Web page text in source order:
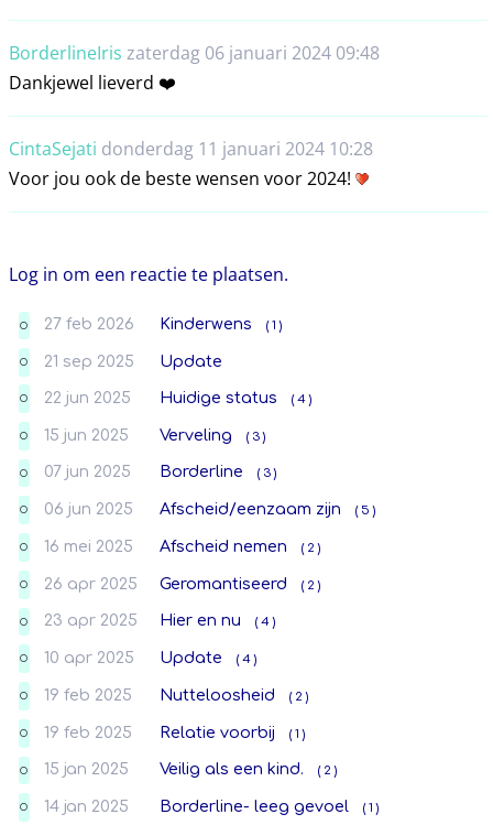
BorderlineIris zaterdag 06 januari 2024 09:48
Dankjewel lieverd ❤️
CintaSejati donderdag 11 januari 2024 10:28
Voor jou ook de beste wensen voor 2024!
Log in om een reactie te plaatsen.
O 27 feb 2026 Kinderwens ( 1 )
O 21 sep 2025 Update
O 22 jun 2025 Huidige status ( 4 )
O 15 jun 2025 Verveling ( 3 )
O 07 jun 2025 Borderline ( 3 )
O 06 jun 2025 Afscheid/eenzaam zijn ( 5 )
O 16 mei 2025 Afscheid nemen ( 2 )
O 26 apr 2025 Geromantiseerd ( 2 )
O 23 apr 2025 Hier en nu ( 4 )
O 10 apr 2025 Update ( 4 )
O 19 feb 2025 Nutteloosheid ( 2 )
O 19 feb 2025 Relatie voorbij ( 1 )
O 15 jan 2025 Veilig als een kind. ( 2 )
O 14 jan 2025 Borderline- leeg gevoel ( 1 )